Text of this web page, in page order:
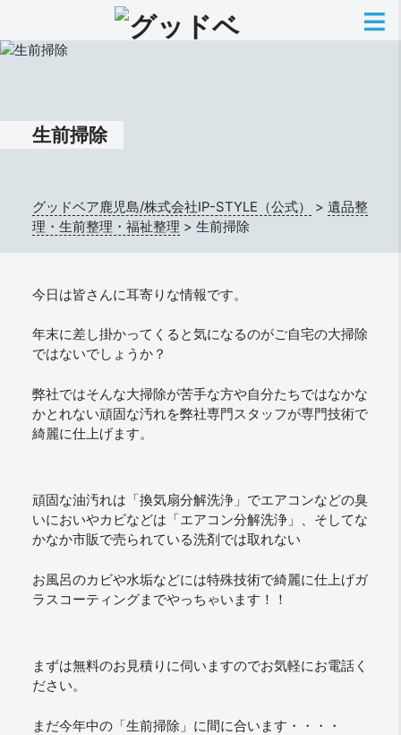
生前掃除
グッドベア鹿児島/株式会社IP-STYLE（公式） > 遺品整
理・生前整理・福祉整理 > 生前掃除
今日は皆さんに耳寄りな情報です。
年末に差し掛かってくると気になるのがご自宅の大掃除
ではないでしょうか？
弊社ではそんな大掃除が苦手な方や自分たちではなかな
かとれない頑固な汚れを弊社専門スタッフが専門技術で
綺麗に仕上げます。
頑固な油汚れは「換気扇分解洗浄」でエアコンなどの臭
いにおいやカビなどは「エアコン分解洗浄」、そしてな
かなか市販で売られている洗剤では取れない
お風呂のカビや水垢などには特殊技術で綺麗に仕上げガ
ラスコーティングまでやっちゃいます！！
まずは無料のお見積りに伺いますのでお気軽にお電話く
ださい。
まだ今年中の「生前掃除」に間に合います・・・・